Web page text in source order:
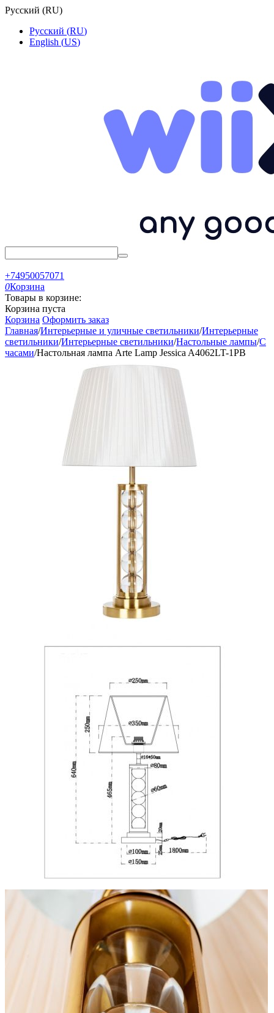
Русский (RU)
Русский (RU)
English (US)
+74950057071
0Корзина
Товары в корзине:
Корзина пуста
Корзина Оформить заказ
Главная/Интерьерные и уличные светильники/Интерьерные
светильники/Интерьерные светильники/Настольные лампы/С
часами/Настольная лампа Arte Lamp Jessica A4062LT-1PB